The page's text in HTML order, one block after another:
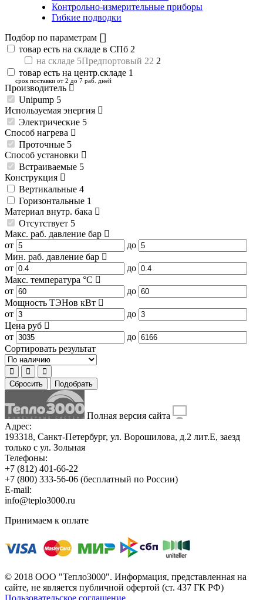
Контрольно-измерительные приборы
Гибкие подводки
Подбор по параметрам
товар есть на складе в СПб 2
на складе 5Предпортовый 22 2
товар есть на центр.складе 1
срок поставки от 2 до 7 раб. дней
Производитель
Unipump 5
Используемая энергия
Электрические 5
Способ нагрева
Проточные 5
Способ установки
Встраиваемые 5
Конструкция
Вертикальные 4
Горизонтальные 1
Материал внутр. бака
Отсутствует 5
Макс. раб. давление бар
от
до
Мин. раб. давление бар
от
до
Макс. температура °C
от
до
Мощность ТЭНов кВт
от
до
Цена руб
от
до
Сортировать результат
Сбросить Подобрать
Полная версия сайта
Адрес:
193318, Санкт-Петербург, ул. Ворошилова, д.2 лит.Е, заезд
только с ул. Зольная
Телефоны:
+7 (812) 401-66-22
+7 (800) 333-56-06 (бесплатный по России)
E-mail:
info@teplo3000.ru
Принимаем к оплате
© 2018 ООО "Тепло3000". Информация, представленная на
сайте, не является публичной офертой (ст. 437 ГК РФ)